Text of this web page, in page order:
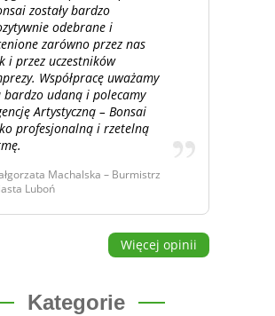
zostały bardzo
odebrane i
zarówno przez nas
i przez uczestników
Współpracę uważamy
bardzo udaną i polecamy
Artystyczną – Bonsai
profesjonalną i rzetelną
Machalska – Burmistrz
Luboń
Więcej opinii
Kategorie